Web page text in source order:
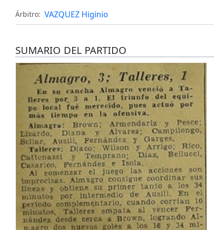
Árbitro: VAZQUEZ Higinio
SUMARIO DEL PARTIDO